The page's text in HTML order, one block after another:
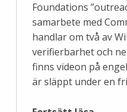
Foundations
samarbete med
handlar om två av
verifierbarhet och
finns videon på
är släppt under en